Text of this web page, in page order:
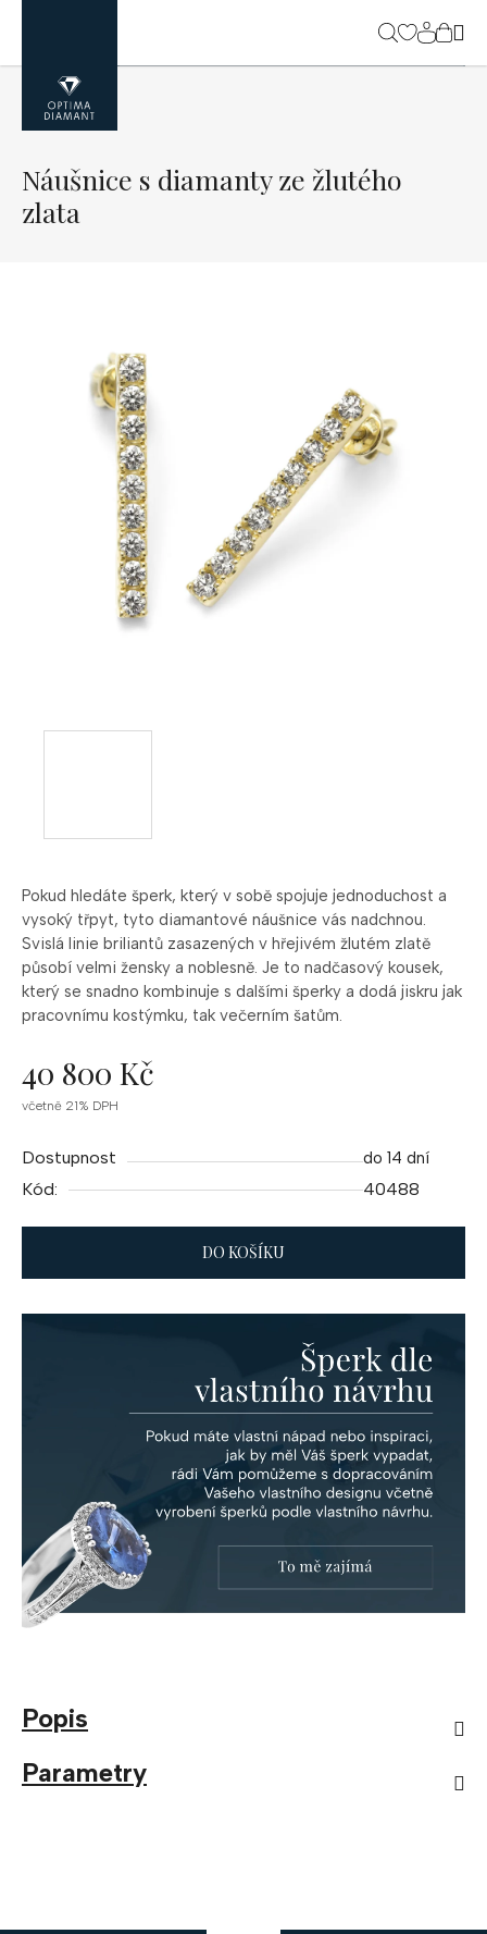
obsah
Pokud hledáte šperk, který v sobě spojuje jednoduchost a
vysoký třpyt, tyto diamantové náušnice vás nadchnou.
Svislá linie briliantů zasazených v hřejivém žlutém zlatě
působí velmi žensky a noblesně. Je to nadčasový kousek,
který se snadno kombinuje s dalšími šperky a dodá jiskru jak
pracovnímu kostýmku, tak večerním šatům.
40 800 Kč
Měrná
včetně 21% DPH
Dostupnost do 14 dní
Kód: 40488
DO KOŠÍKU
Náušnice s diamanty ze žlutého
zlata
Popis
Parametry